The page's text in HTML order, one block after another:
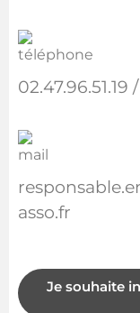
02.47.96.51.19
asso.fr
Je souhaite